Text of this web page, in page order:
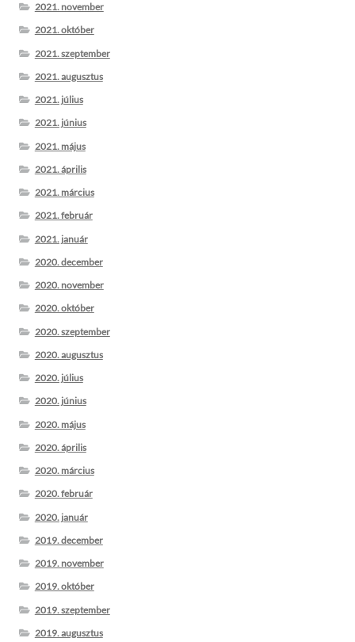
2021. november
2021. október
2021. szeptember
2021. augusztus
2021. július
2021. június
2021. május
2021. április
2021. március
2021. február
2021. január
2020. december
2020. november
2020. október
2020. szeptember
2020. augusztus
2020. július
2020. június
2020. május
2020. április
2020. március
2020. február
2020. január
2019. december
2019. november
2019. október
2019. szeptember
2019. augusztus